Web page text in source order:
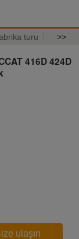
turu >>
416D 424D
ulaşın